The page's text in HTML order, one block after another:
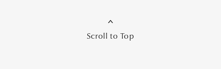
Scroll to Top